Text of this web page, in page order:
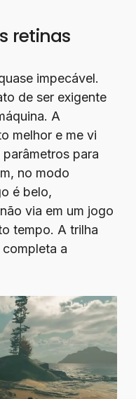
retinas
impecável.
de ser exigente
A
melhor e me vi
para
no modo
é belo,
via em um jogo
tempo. A trilha
a